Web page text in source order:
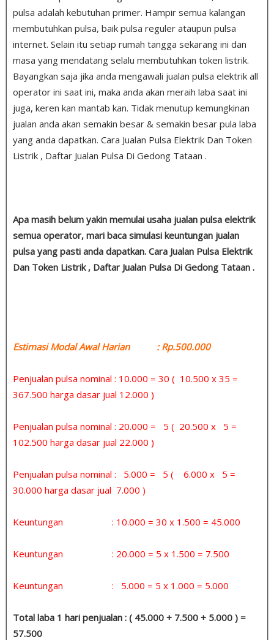
pulsa adalah kebutuhan primer. Hampir semua kalangan
membutuhkan pulsa, baik pulsa reguler ataupun pulsa
internet. Selain itu setiap rumah tangga sekarang ini dan
masa yang mendatang selalu membutuhkan token listrik.
Bayangkan saja jika anda mengawali jualan pulsa elektrik all
operator ini saat ini, maka anda akan meraih laba saat ini
juga, keren kan mantab kan. Tidak menutup kemungkinan
jualan anda akan semakin besar & semakin besar pula laba
yang anda dapatkan. Cara Jualan Pulsa Elektrik Dan Token
Listrik , Daftar Jualan Pulsa Di Gedong Tataan .
Apa masih belum yakin memulai usaha jualan pulsa elektrik
semua operator, mari baca simulasi keuntungan jualan
pulsa yang pasti anda dapatkan. Cara Jualan Pulsa Elektrik
Dan Token Listrik , Daftar Jualan Pulsa Di Gedong Tataan .
Estimasi Modal Awal Harian : Rp.500.000
Penjualan pulsa nominal : 10.000 = 30 ( 10.500 x 35 =
367.500 harga dasar jual 12.000 )
Penjualan pulsa nominal : 20.000 = 5 ( 20.500 x 5 =
102.500 harga dasar jual 22.000 )
Penjualan pulsa nominal : 5.000 = 5 ( 6.000 x 5 =
30.000 harga dasar jual 7.000 )
Keuntungan : 10.000 = 30 x 1.500 = 45.000
Keuntungan : 20.000 = 5 x 1.500 = 7.500
Keuntungan : 5.000 = 5 x 1.000 = 5.000
Total laba 1 hari penjualan : ( 45.000 + 7.500 + 5.000 ) =
57.500